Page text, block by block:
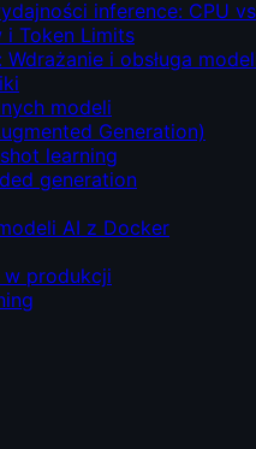
inference: CPU
i Token Limits
i obsługa
modeli
Generation)
learning
generation
AI z Docker
w produkcji